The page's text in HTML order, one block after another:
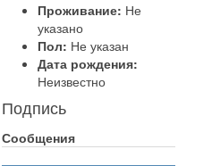
Проживание: Не
указано
Пол: Не указан
Дата рождения:
Неизвестно
Подпись
Сообщения